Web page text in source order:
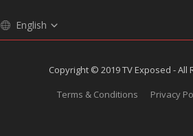
English
Copyright © 2019 TV Exposed - All
Terms & Conditions
Privacy